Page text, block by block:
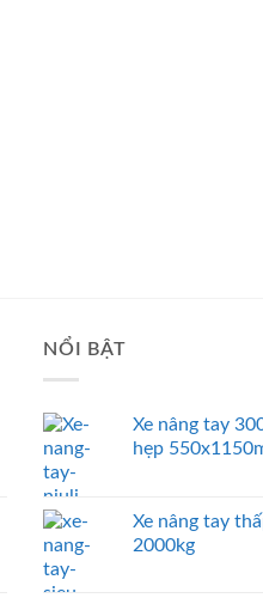
NỔI BẬT
Xe nâng tay
hẹp
Xe nâng tay
2000kg